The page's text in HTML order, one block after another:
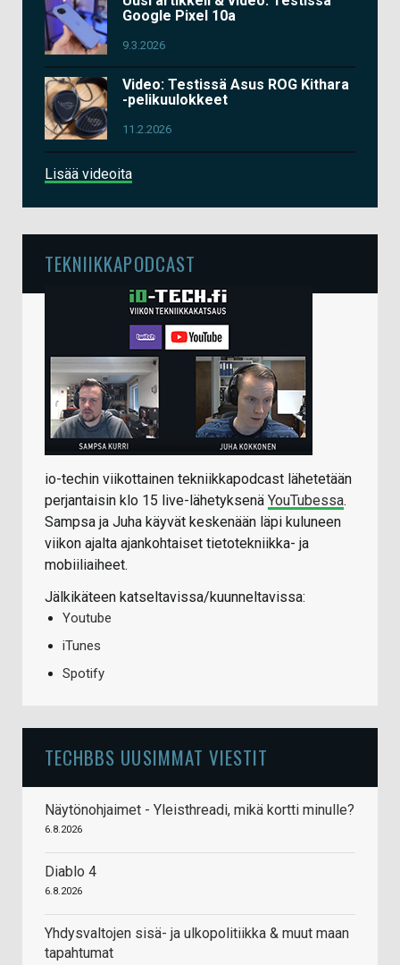
Google Pixel 10a
9.3.2026
Video: Testissä Asus ROG Kithara
-pelikuulokkeet
11.2.2026
Lisää videoita
TEKNIIKKAPODCAST
io-techin viikottainen tekniikkapodcast lähetetään
perjantaisin klo 15 live-lähetyksenä YouTubessa.
Sampsa ja Juha käyvät keskenään läpi kuluneen
viikon ajalta ajankohtaiset tietotekniikka- ja
mobiiliaiheet.
Jälkikäteen katseltavissa/kuunneltavissa:
Youtube
iTunes
Spotify
TECHBBS UUSIMMAT VIESTIT
Näytönohjaimet - Yleisthreadi, mikä kortti minulle?
6.8.2026
Diablo 4
6.8.2026
Yhdysvaltojen sisä- ja ulkopolitiikka & muut maan
tapahtumat